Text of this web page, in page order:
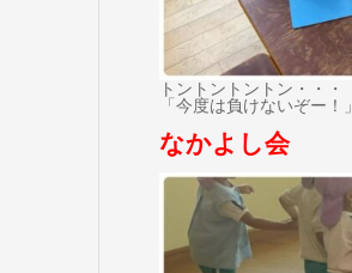
トントントントン・・・
「今度は負けないぞー！」
なかよし会